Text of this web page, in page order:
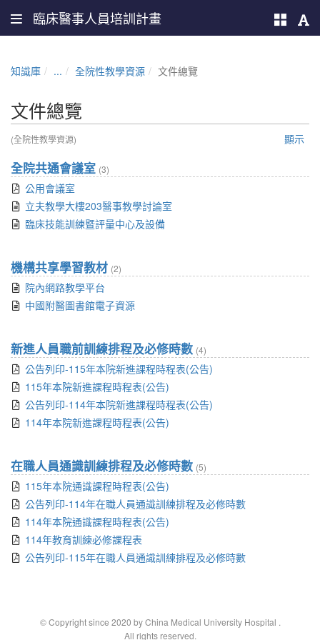
臨床醫事人員培訓計畫
知識庫 ... 全院性教學資源 文件總覽
文件總覽
(全院性教學資源) 顯示
全院共通會議室 (3)
公用會議室
立夫教學大樓203醫事教學討論室
臨床技能訓練暨評量中心及設備
機構共享學習教材 (2)
院內網路教學平台
中國附醫圖書館電子資源
新進人員職前訓練排程及必修時數 (4)
公告列印-115年本院新進課程時程表(公告)
115年本院新進課程時程表(公告)
公告列印-114年本院新進課程時程表(公告)
114年本院新進課程時程表(公告)
在職人員通識訓練排程及必修時數 (5)
115年本院通識課程時程表(公告)
公告列印-114年在職人員通識訓練排程及必修時數
114年本院通識課程時程表(公告)
114年教育訓練必修課程表
公告列印-115年在職人員通識訓練排程及必修時數
© Copyright since 2020 by China Medical University Hospital .
All rights reserved.